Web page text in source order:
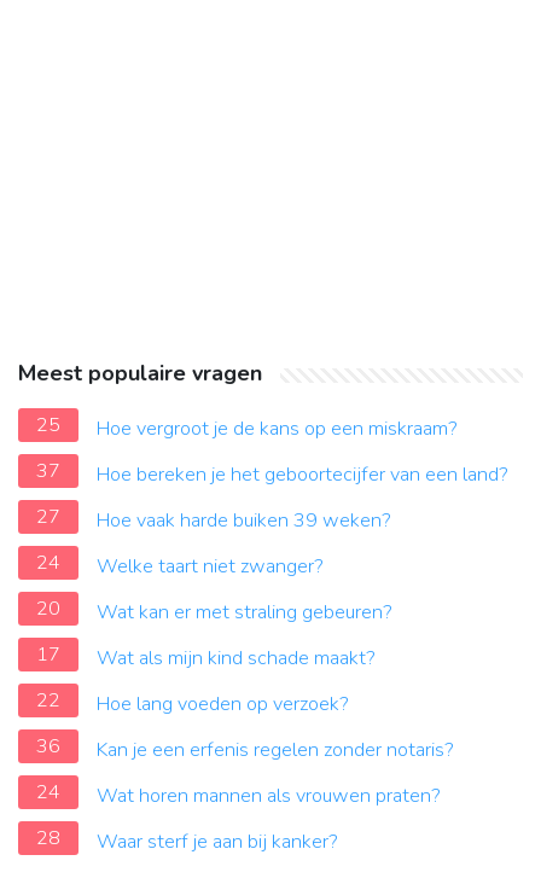
Meest populaire vragen
25
Hoe vergroot je de kans op een miskraam?
37
Hoe bereken je het geboortecijfer van een land?
27
Hoe vaak harde buiken 39 weken?
24
Welke taart niet zwanger?
20
Wat kan er met straling gebeuren?
17
Wat als mijn kind schade maakt?
22
Hoe lang voeden op verzoek?
36
Kan je een erfenis regelen zonder notaris?
24
Wat horen mannen als vrouwen praten?
28
Waar sterf je aan bij kanker?